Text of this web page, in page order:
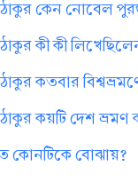
ঠাকুর কেন নোবেল
ঠাকুর কী কী
ঠাকুর কতবার
ঠাকুর কয়টি দেশ
কোনটিকে বোঝায়?